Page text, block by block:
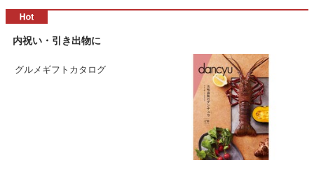
内祝い・引き出物に
グルメギフトカタログ